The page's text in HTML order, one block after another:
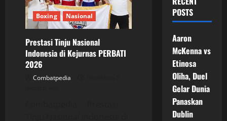
Boxing Nasional
Prestasi Tinju Nasional
Indonesia di Kejurnas PERBATI
2026
Combatpedia
POSTS
Aaron
McKenna vs
Etinosa
Oliha, Duel
Gelar Dunia
Panaskan
Dublin